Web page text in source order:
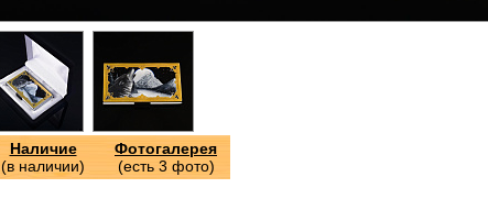
Наличие
(в наличии)
Фотогалерея
(есть 3 фото)